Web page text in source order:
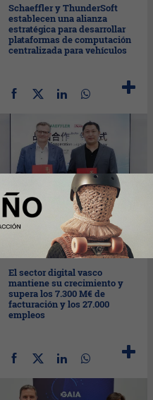
Schaeffler y ThunderSoft
establecen una alianza
estratégica para desarrollar
plataformas de computación
centralizada para vehículos
02/06/2026
El sector digital vasco
mantiene su crecimiento y
supera los 7.300 M€ de
facturación y los 27.000
empleos